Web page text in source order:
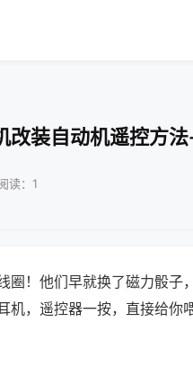
改装自动机遥控方
读：1
圈！他们早就换了磁力骰子
机，遥控器一按，直接给你